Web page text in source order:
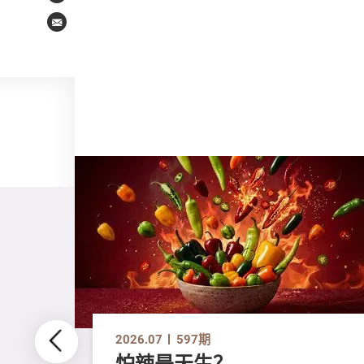
Email
2026.07 597期